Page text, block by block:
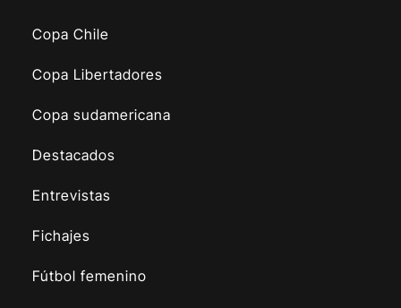
Copa Chile
Copa Libertadores
Copa sudamericana
Destacados
Entrevistas
Fichajes
Fútbol femenino